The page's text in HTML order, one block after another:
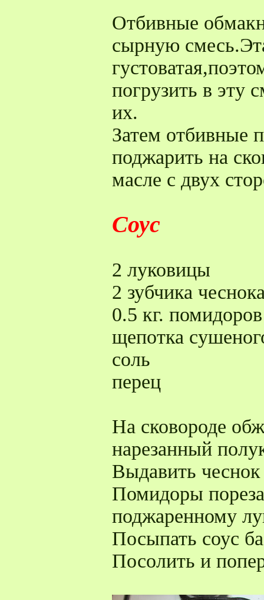
Отбивные
сырную
погрузить в эту
их.
Затем отбивные
поджарить на
масле с двух
Соус
2 луковицы
2 зубчика
0.5 кг. помидоров
щепотка
соль
перец
На сковороде
нарезанный
Выдавить
Помидоры
поджаренному
Посыпать соус
Посолить и